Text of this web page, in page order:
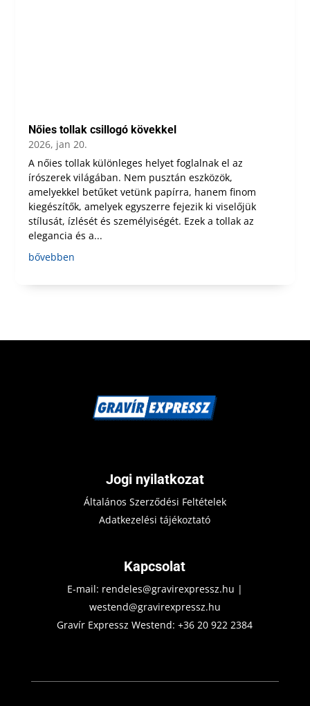
Nőies tollak csillogó kövekkel
2026, jan 20.
A nőies tollak különleges helyet foglalnak el az
írószerek világában. Nem pusztán eszközök,
amelyekkel betűket vetünk papírra, hanem finom
kiegészítők, amelyek egyszerre fejezik ki viselőjük
stílusát, ízlését és személyiségét. Ezek a tollak az
elegancia és a...
bővebben
Jogi nyilatkozat
Általános Szerződési Feltételek
Adatkezelési tájékoztató
Kapcsolat
E-mail: rendeles@gravirexpressz.hu |
westend@gravirexpressz.hu
Gravír Expressz Westend:+36 20 922 2384